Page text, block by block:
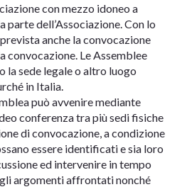
con mezzo idoneo a
dell’Associazione. Con lo
anche la convocazione
convocazione. Le Assemblee
la sede legale o altro luogo
in Italia.
può avvenire mediante
conferenza tra più sedi fisiche
di convocazione, a condizione
essere identificati e sia loro
ed intervenire in tempo
argomenti affrontati nonché